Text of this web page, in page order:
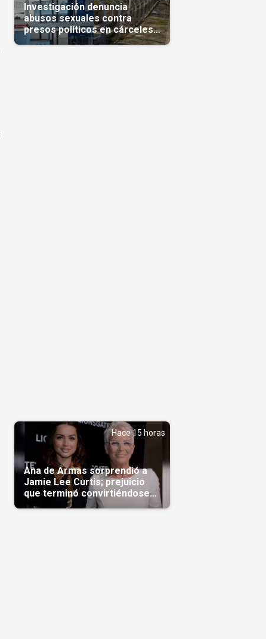
Investigación denuncia
abusos sexuales contra
presos políticos en cárceles
cubanas
Hace 15 horas
Ana de Armas sorprendió a
Jamie Lee Curtis; prejuicio
que terminó convirtiéndose
en admiración en Hollywood